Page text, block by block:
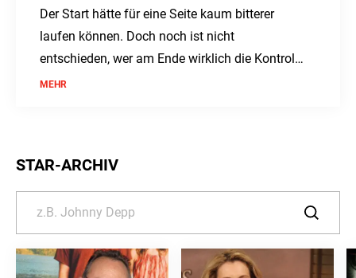
Der Start hätte für eine Seite kaum bitterer
laufen können. Doch noch ist nicht
entschieden, wer am Ende wirklich die Kontrolle
behält.
MEHR
STAR-ARCHIV